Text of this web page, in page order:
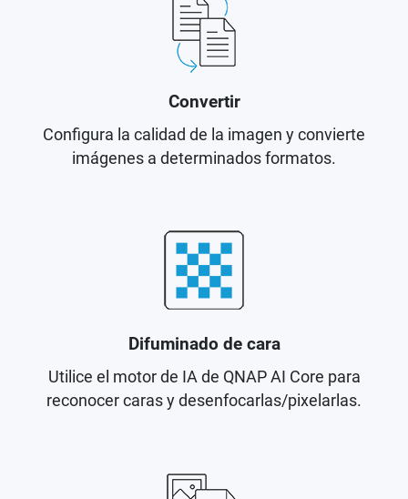
Convertir
Configura la calidad de la imagen y convierte
imágenes a determinados formatos.
Difuminado de cara
Utilice el motor de IA de QNAP AI Core para
reconocer caras y desenfocarlas/pixelarlas.